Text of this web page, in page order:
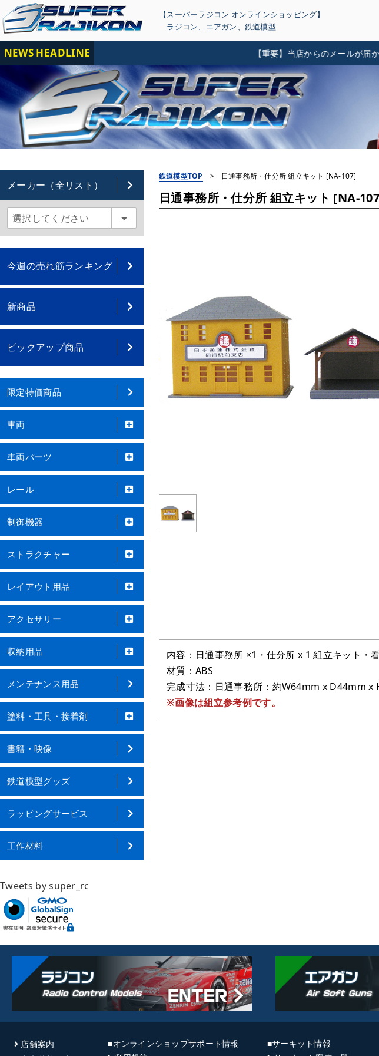
【スーパーラジコン オンラインショッピング】
ラジコン、 エアガン、 鉄道模型
NEWS HEADLINE 【重要】当店からのメールが届かな
メーカー（全リスト）
今週の売れ筋ランキング
新商品
ピックアップ商品
限定特価商品
車両
車両パーツ
レール
制御機器
ストラクチャー
レイアウト用品
アクセサリー
収納用品
メンテナンス用品
塗料・工具・接着剤
書籍・映像
鉄道模型グッズ
ラッピングサービス
工作材料
Tweets by super_rc
鉄道模型TOP > 日通事務所・仕分所 組立キット [NA-107]
日通事務所・仕分所 組立キット [NA-
内容：日通事務所 ×1・仕分所 x 1 組立キット・
材質：ABS
完成寸法：日通事務所：約W64mm x D44mm
※画像は組立参考例です。
店舗案内
■オンラインショップサポート情報
■サーキット情報